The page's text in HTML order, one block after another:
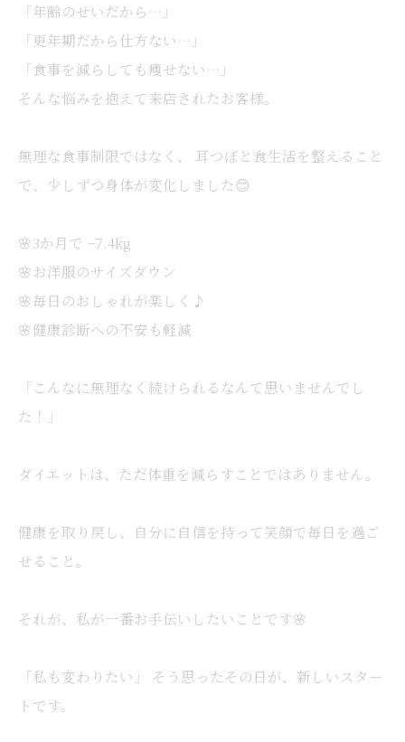
「年齢のせいだから…」
「更年期だから仕方ない…」
「食事を減らしても痩せない…」
そんな悩みを抱えて来店されたお客様。
無理な食事制限ではなく、 耳つぼと食生活を整えること
で、少しずつ身体が変化しました😊
🌸3か月で −7.4kg
🌸お洋服のサイズダウン
🌸毎日のおしゃれが楽しく♪
🌸健康診断への不安も軽減
「こんなに無理なく続けられるなんて思いませんでし
た！」
ダイエットは、ただ体重を減らすことではありません。
健康を取り戻し、自分に自信を持って笑顔で毎日を過ご
せること。
それが、私が一番お手伝いしたいことです🌸
「私も変わりたい」 そう思ったその日が、新しいスター
トです。